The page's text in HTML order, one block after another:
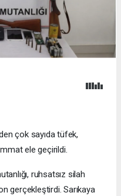
çok sayıda tüfek,
ele geçirildi.
ruhsatsız silah
gerçekleştirdi. Sarıkaya